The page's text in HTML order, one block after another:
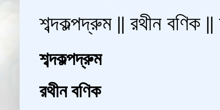
শব্দকল্পদ্রুম || রথীন বণিক
শব্দকল্পদ্রুম
রথীন বণিক